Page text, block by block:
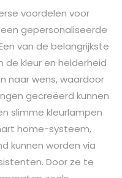
voordelen voor
gepersonaliseerde
van de belangrijkste
de kleur en helderheid
naar wens, waardoor
gecreëerd kunnen
slimme kleurlampen
home-systeem,
kunnen worden via
Door ze te